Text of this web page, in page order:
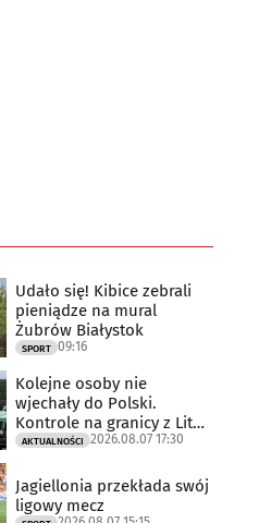
Udało się! Kibice zebrali
pieniądze na mural
Żubrów Białystok
SPORT 09:16
Kolejne osoby nie
wjechały do Polski.
Kontrole na granicy z Litwą
trwają
AKTUALNOŚCI 2026.08.07 17:30
Jagiellonia przekłada swój
ligowy mecz